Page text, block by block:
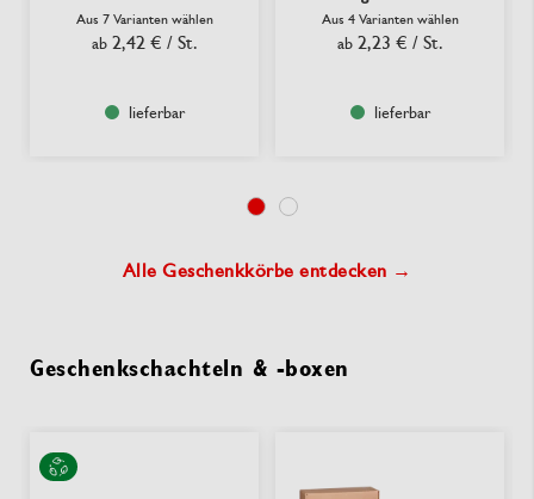
Aus 7 Varianten wählen
ab 2,42 € / St.
lieferbar
Aus 4 Varianten wählen
ab 2,23 € / St.
lieferbar
Alle Geschenkkörbe entdecken →
Geschenkschachteln & -boxen